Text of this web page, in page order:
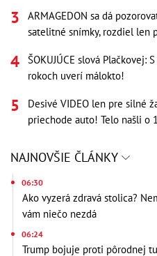
ARMAGEDON sa dá
satelitné snímky, rozdiel len
ŠOKUJÚCE slová Plačkovej:
rokoch uverí málokto!
Desivé VIDEO len pre silné
priechode auto! Telo našli o
NAJNOVŠIE ČLÁNKY
06:30
Ako vyzerá zdravá stolica?
vám niečo nezdá
06:24
Trump bojuje proti pôrodnej